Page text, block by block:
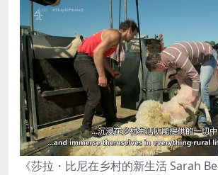
《莎拉・比尼在乡村的新生活 Sarah